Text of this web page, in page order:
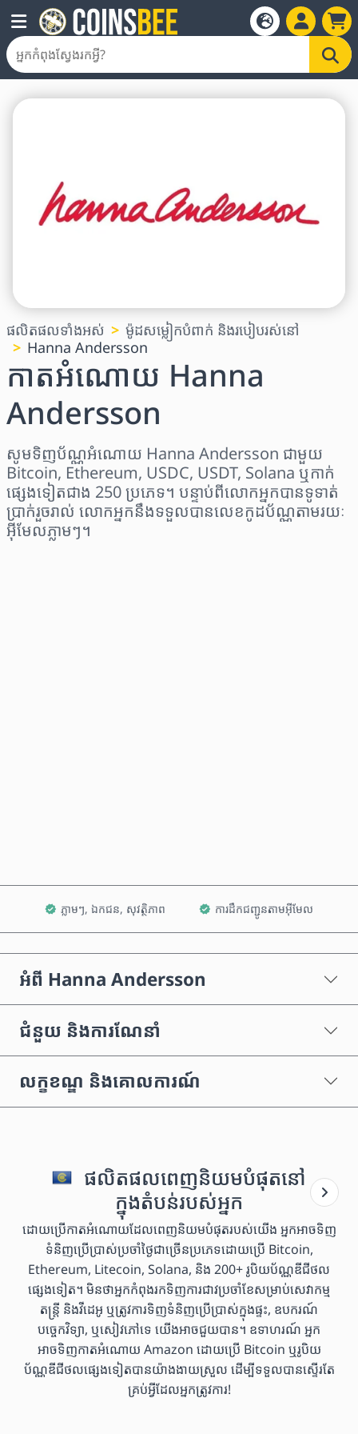
ផលិតផលទាំងអស់
ម៉ូដសម្លៀកបំពាក់ និងរបៀបរស់នៅ
Hanna Andersson
កាតអំណោយ Hanna
Andersson
សូមទិញប័ណ្ណអំណោយ Hanna Andersson ជាមួយ
Bitcoin, Ethereum, USDC, USDT, Solana ឬកាក់
ផ្សេងទៀតជាង 250 ប្រភេទ។ បន្ទាប់ពីលោកអ្នកបានទូទាត់
ប្រាក់រួចរាល់ លោកអ្នកនឹងទទួលបានលេខកូដប័ណ្ណតាមរយៈ
អ៊ីមែលភ្លាមៗ។
ភ្លាមៗ, ឯកជន, សុវត្ថិភាព ការដឹកជញ្ជូនតាមអ៊ីមែល
អំពី Hanna Andersson
ជំនួយ និងការណែនាំ
លក្ខខណ្ឌ និងគោលការណ៍
ផលិតផលពេញនិយមបំផុតនៅ
ក្នុងតំបន់របស់អ្នក
ដោយប្រើកាតអំណោយដែលពេញនិយមបំផុតរបស់យើង អ្នកអាចទិញ
ទំនិញប្រើប្រាស់ប្រចាំថ្ងៃជាច្រើនប្រភេទដោយប្រើ Bitcoin,
Ethereum, Litecoin, Solana, និង 200+ រូបិយប័ណ្ណឌីជីថល
ផ្សេងទៀត។ មិនថាអ្នកកំពុងរកទិញការជាវប្រចាំខែសម្រាប់សេវាកម្ម
តន្ត្រី និងវីដេអូ ឬត្រូវការទិញទំនិញប្រើប្រាស់ក្នុងផ្ទះ, ឧបករណ៍
បច្ចេកវិទ្យា, ឬសៀវភៅទេ យើងអាចជួយបាន។ ឧទាហរណ៍ អ្នក
អាចទិញកាតអំណោយ Amazon ដោយប្រើ Bitcoin ឬរូបិយ
ប័ណ្ណឌីជីថលផ្សេងទៀតបានយ៉ាងងាយស្រួល ដើម្បីទទួលបានស្ទើរតែ
គ្រប់អ្វីដែលអ្នកត្រូវការ!